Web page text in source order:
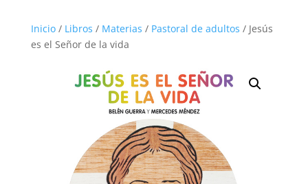
Inicio/ Libros / Materias / Pastoral de adultos / Jesús
es el Señor de la vida